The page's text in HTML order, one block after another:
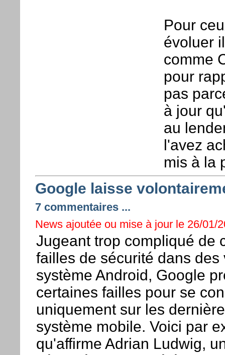
Pour
évoluer
comme
pour
pas
à jour
au
l'avez
mis à la
Google laisse
7 commentaires ...
News ajoutée ou mise à jour le 26/01/
Jugeant trop compliqué de
failles de sécurité dans
système Android, Google
certaines failles pour se
uniquement sur les
système mobile. Voici par
qu'affirme Adrian Ludwig,